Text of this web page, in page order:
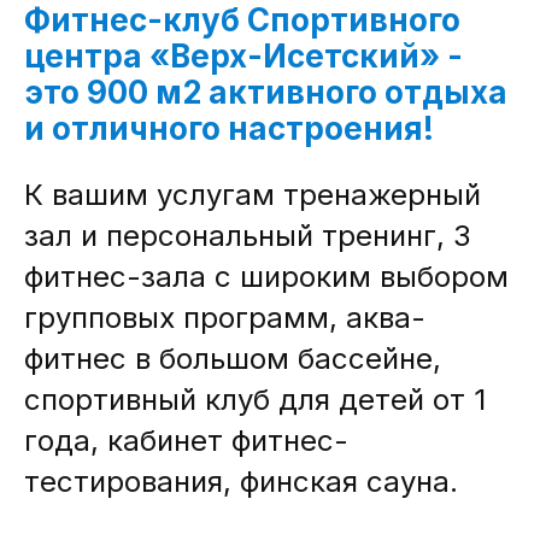
Фитнес-клуб Спортивного
центра «Верх-Исетский» -
это 900 м2 активного отдыха
и отличного настроения!
К вашим услугам тренажерный
зал и персональный тренинг, 3
фитнес-зала с широким выбором
групповых программ, аква-
фитнес в большом бассейне,
спортивный клуб для детей от 1
года, кабинет фитнес-
тестирования, финская сауна.